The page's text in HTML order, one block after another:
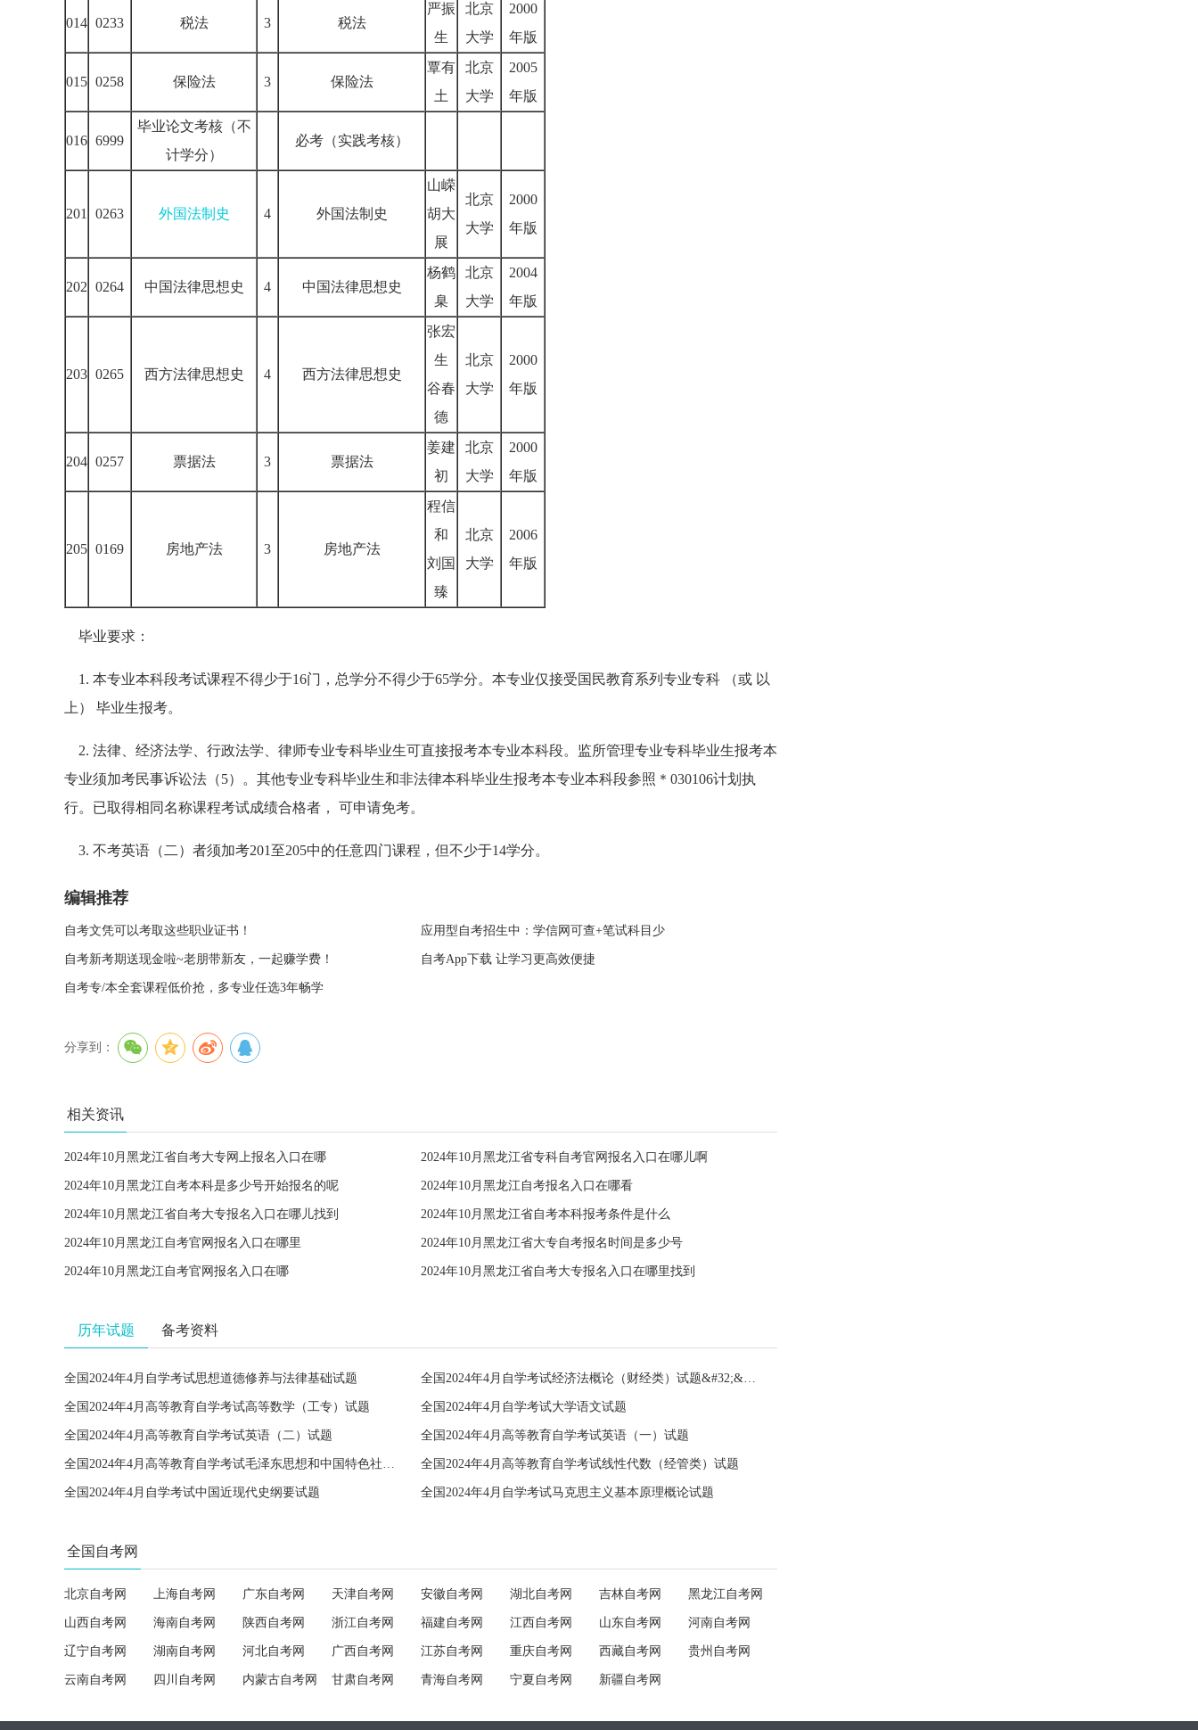
014 0233 税法 3 税法
严振
生
北京
大学
2000
年版
015 0258 保险法 3 保险法
覃有
土
北京
大学
2005
年版
016 6999
毕业论文考核（不
计学分）
必考（实践考核）
201 0263 外国法制史 4 外国法制史
山嵘
胡大
展
北京
大学
2000
年版
202 0264 中国法律思想史 4 中国法律思想史
杨鹤
臬
北京
大学
2004
年版
203 0265 西方法律思想史 4 西方法律思想史
张宏
生
谷春
德
北京
大学
2000
年版
204 0257 票据法 3 票据法
姜建
初
北京
大学
2000
年版
205 0169 房地产法 3 房地产法
程信
和
刘国
臻
北京
大学
2006
年版
毕业要求：
1. 本专业本科段考试课程不得少于16门，总学分不得少于65学分。本专业仅接受国民教育系列专业专科 （或 以
上） 毕业生报考。
2. 法律、经济法学、行政法学、律师专业专科毕业生可直接报考本专业本科段。监所管理专业专科毕业生报考本
专业须加考民事诉讼法（5）。其他专业专科毕业生和非法律本科毕业生报考本专业本科段参照＊030106计划执
行。已取得相同名称课程考试成绩合格者， 可申请免考。
3. 不考英语（二）者须加考201至205中的任意四门课程，但不少于14学分。
编辑推荐
自考文凭可以考取这些职业证书！ 应用型自考招生中：学信网可查+笔试科目少
自考新考期送现金啦~老朋带新友，一起赚学费！ 自考App下载 让学习更高效便捷
自考专/本全套课程低价抢，多专业任选3年畅学
分享到：
相关资讯
2024年10月黑龙江省自考大专网上报名入口在哪 2024年10月黑龙江省专科自考官网报名入口在哪儿啊
2024年10月黑龙江自考本科是多少号开始报名的呢 2024年10月黑龙江自考报名入口在哪看
2024年10月黑龙江省自考大专报名入口在哪儿找到 2024年10月黑龙江省自考本科报考条件是什么
2024年10月黑龙江自考官网报名入口在哪里 2024年10月黑龙江省大专自考报名时间是多少号
2024年10月黑龙江自考官网报名入口在哪 2024年10月黑龙江省自考大专报名入口在哪里找到
历年试题 备考资料
全国2024年4月自学考试思想道德修养与法律基础试题 全国2024年4月自学考试经济法概论（财经类）试题&#32;&#32;
全国2024年4月高等教育自学考试高等数学（工专）试题 全国2024年4月自学考试大学语文试题
全国2024年4月高等教育自学考试英语（二）试题 全国2024年4月高等教育自学考试英语（一）试题
全国2024年4月高等教育自学考试毛泽东思想和中国特色社会主义理论体系概论试题 全国2024年4月高等教育自学考试线性代数（经管类）试题
全国2024年4月自学考试中国近现代史纲要试题 全国2024年4月自学考试马克思主义基本原理概论试题
全国自考网
北京自考网 上海自考网 广东自考网 天津自考网 安徽自考网 湖北自考网 吉林自考网 黑龙江自考网
山西自考网 海南自考网 陕西自考网 浙江自考网 福建自考网 江西自考网 山东自考网 河南自考网
辽宁自考网 湖南自考网 河北自考网 广西自考网 江苏自考网 重庆自考网 西藏自考网 贵州自考网
云南自考网 四川自考网 内蒙古自考网 甘肃自考网 青海自考网 宁夏自考网 新疆自考网